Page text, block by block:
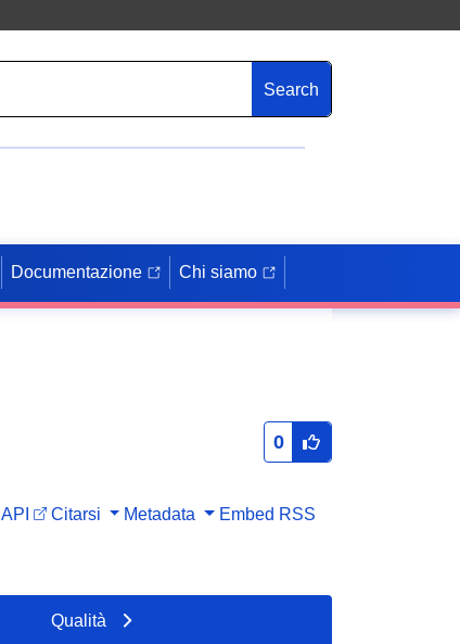
Search
Documentazione Chi siamo
0
API Citarsi Metadata Embed RSS
Qualità